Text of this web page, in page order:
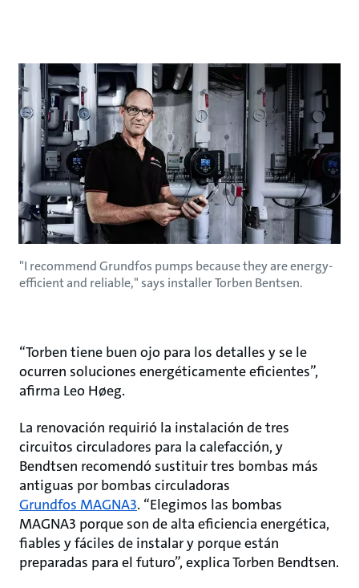
"I recommend Grundfos pumps because they are energy-
efficient and reliable," says installer Torben Bentsen.
“Torben tiene buen ojo para los detalles y se le
ocurren soluciones energéticamente eficientes”,
afirma Leo Høeg.
La renovación requirió la instalación de tres
circuitos circuladores para la calefacción, y
Bendtsen recomendó sustituir tres bombas más
antiguas por bombas circuladoras
Grundfos MAGNA3. “Elegimos las bombas
MAGNA3 porque son de alta eficiencia energética,
fiables y fáciles de instalar y porque están
preparadas para el futuro”, explica Torben Bendtsen.